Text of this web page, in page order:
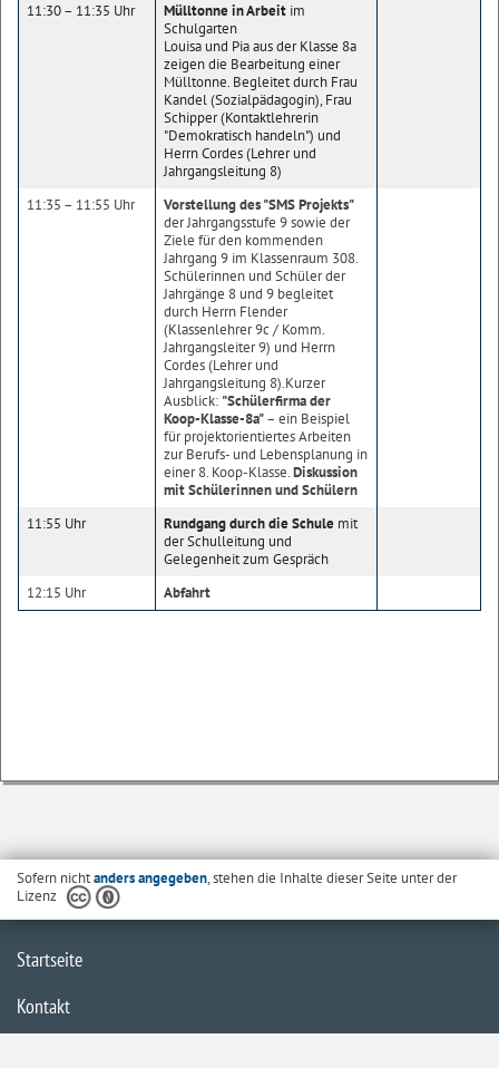
11:30 – 11:35 Uhr
Mülltonne in Arbeit im
Schulgarten
Louisa und Pia aus der Klasse 8a
zeigen die Bearbeitung einer
Mülltonne. Begleitet durch Frau
Kandel (Sozialpädagogin), Frau
Schipper (Kontaktlehrerin
"Demokratisch handeln") und
Herrn Cordes (Lehrer und
Jahrgangsleitung 8)
11:35 – 11:55 Uhr
Vorstellung des "SMS Projekts"
der Jahrgangsstufe 9 sowie der
Ziele für den kommenden
Jahrgang 9 im Klassenraum 308.
Schülerinnen und Schüler der
Jahrgänge 8 und 9 begleitet
durch Herrn Flender
(Klassenlehrer 9c / Komm.
Jahrgangsleiter 9) und Herrn
Cordes (Lehrer und
Jahrgangsleitung 8).Kurzer
Ausblick: "Schülerfirma der
Koop-Klasse-8a"– ein Beispiel
für projektorientiertes Arbeiten
zur Berufs- und Lebensplanung in
einer 8. Koop-Klasse.Diskussion
mit Schülerinnen und Schülern
11:55 Uhr
Rundgang durch die Schule mit
der Schulleitung und
Gelegenheit zum Gespräch
12:15 Uhr
Abfahrt
Sofern nichtanders angegeben, stehen die Inhalte dieser Seite unter der
Lizenz
Startseite
Kontakt